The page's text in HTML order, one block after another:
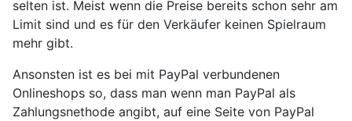
selten ist. Meist wenn die Preise bereits schon sehr am
Limit sind und es für den Verkäufer keinen Spielraum
mehr gibt.
Ansonsten ist es bei mit PayPal verbundenen
Onlineshops so, dass man wenn man PayPal als
Zahlungsnethode angibt, auf eine Seite von PayPal